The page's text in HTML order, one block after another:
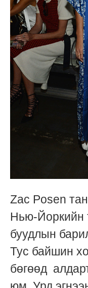
Zac Posen
Нью-Йоркийн
буудлын
Тус байшин
бөгөөд